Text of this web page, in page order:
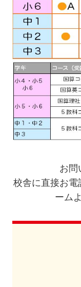
お問
校舎に直接お電
ーム